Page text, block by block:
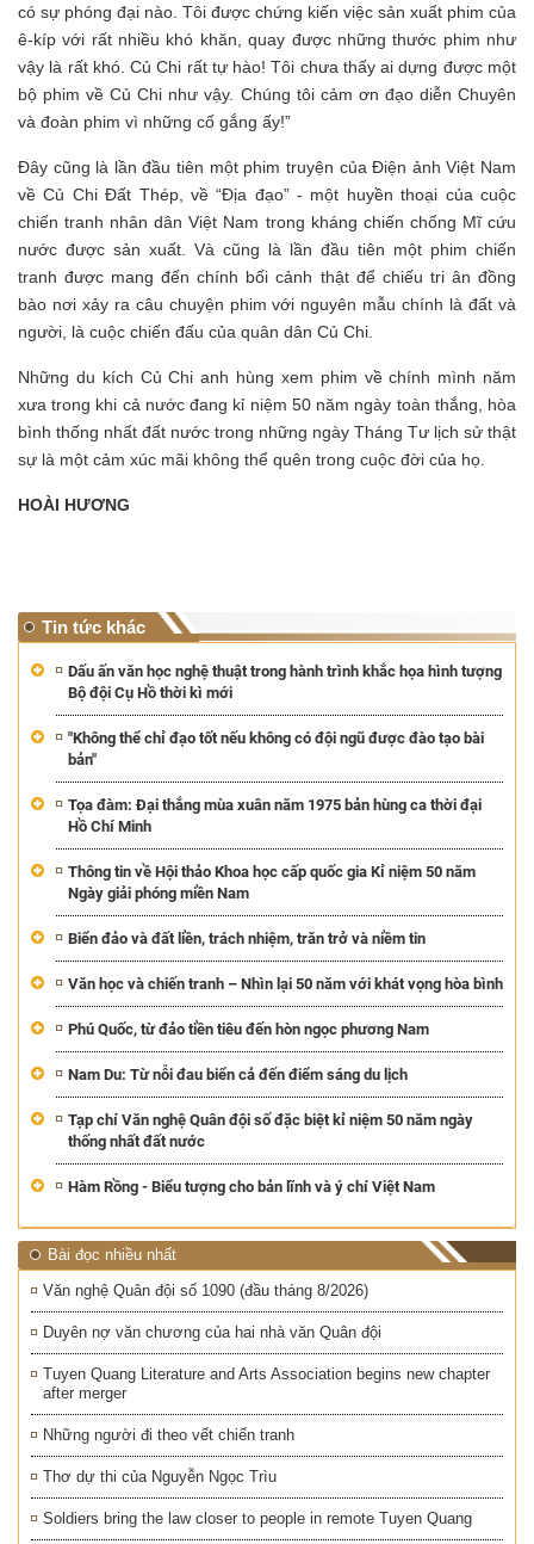
có sự phóng đại nào. Tôi được chứng kiến việc sản xuất phim của
ê-kíp với rất nhiều khó khăn, quay được những thước phim như
vậy là rất khó. Củ Chi rất tự hào! Tôi chưa thấy ai dựng được một
bộ phim về Củ Chi như vậy. Chúng tôi cảm ơn đạo diễn Chuyên
và đoàn phim vì những cố gắng ấy!”
Đây cũng là lần đầu tiên một phim truyện của Điện ảnh Việt Nam
về Củ Chi Đất Thép, về “Địa đạo” - một huyền thoại của cuộc
chiến tranh nhân dân Việt Nam trong kháng chiến chống Mĩ cứu
nước được sản xuất. Và cũng là lần đầu tiên một phim chiến
tranh được mang đến chính bối cảnh thật để chiếu tri ân đồng
bào nơi xảy ra câu chuyện phim với nguyên mẫu chính là đất và
người, là cuộc chiến đấu của quân dân Củ Chi.
Những du kích Củ Chi anh hùng xem phim về chính mình năm
xưa trong khi cả nước đang kỉ niệm 50 năm ngày toàn thắng, hòa
bình thống nhất đất nước trong những ngày Tháng Tư lịch sử thật
sự là một cảm xúc mãi không thể quên trong cuộc đời của họ.
HOÀI HƯƠNG
Tin tức khác
Dấu ấn văn học nghệ thuật trong hành trình khắc họa hình tượng
Bộ đội Cụ Hồ thời kì mới
"Không thể chỉ đạo tốt nếu không có đội ngũ được đào tạo bài
bản"
Tọa đàm: Đại thắng mùa xuân năm 1975 bản hùng ca thời đại
Hồ Chí Minh
Thông tin về Hội thảo Khoa học cấp quốc gia Kỉ niệm 50 năm
Ngày giải phóng miền Nam
Biển đảo và đất liền, trách nhiệm, trăn trở và niềm tin
Văn học và chiến tranh – Nhìn lại 50 năm với khát vọng hòa bình
Phú Quốc, từ đảo tiền tiêu đến hòn ngọc phương Nam
Nam Du: Từ nỗi đau biển cả đến điểm sáng du lịch
Tạp chí Văn nghệ Quân đội số đặc biệt kỉ niệm 50 năm ngày
thống nhất đất nước
Hàm Rồng - Biểu tượng cho bản lĩnh và ý chí Việt Nam
Bài đọc nhiều nhất
Văn nghệ Quân đội số 1090 (đầu tháng 8/2026)
Duyên nợ văn chương của hai nhà văn Quân đội
Tuyen Quang Literature and Arts Association begins new chapter
after merger
Những người đi theo vết chiến tranh
Thơ dự thi của Nguyễn Ngọc Trìu
Soldiers bring the law closer to people in remote Tuyen Quang